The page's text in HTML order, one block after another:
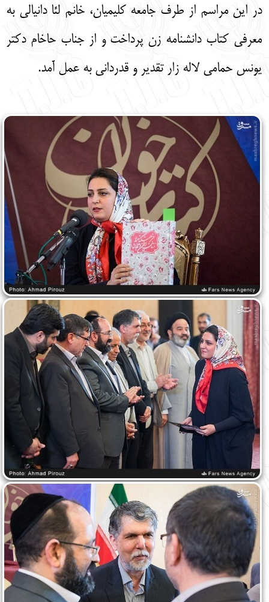
در این مراسم از طرف جامعه کلیمیان، خانم لئا دانیالی به
معرفی کتاب دانشنامه زن پرداخت و از جناب حاخام دکتر
یونس حمامی لاله زار تقدیر و قدردانی به عمل آمد.